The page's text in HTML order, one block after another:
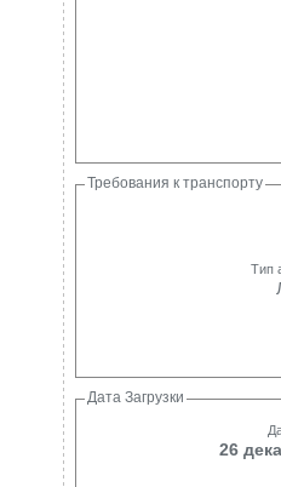
Требования к транспорту
Тип
Дата Загрузки
26